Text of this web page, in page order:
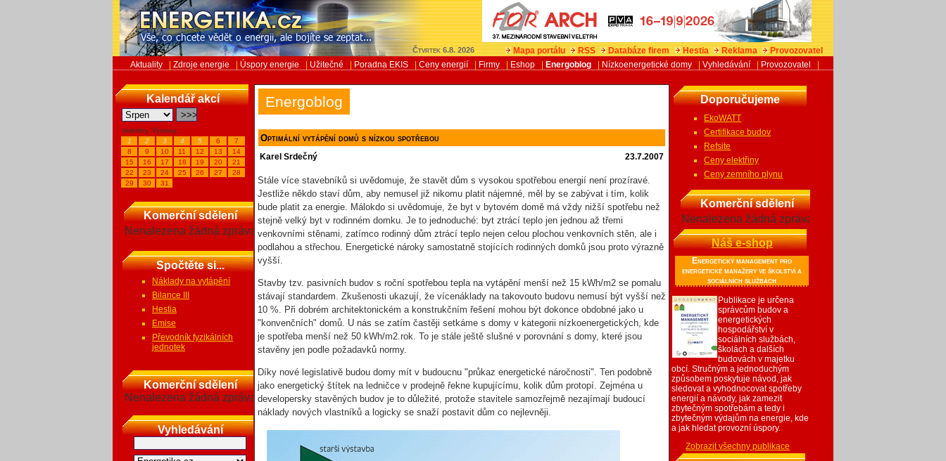
Čtvrtek 6.8. 2026 Mapa portálu RSS Databáze firem Hestia Reklama
Provozovatel
Aktuality
Zdroje energie Úspory energie Užitečné Poradna EKIS Ceny energií Firmy Eshop Energoblog Nízkoenergetické domy Vyhledávání Provozovatel
Kalendář akcí
Veletrhy, Výstavy...
1
2 3 4 5 6
7
8
9 10 11 12 13
14
15
16 17 18 19 20
21
22
23 24 25 26 27
28
29
30 31
Komerční sdělení
Nenalezena žádná zpráva
Spočtěte si...
Náklady na vytápění
Bilance III
Hestia
Emise
Převodník fyzikálních
jednotek
Komerční sdělení
Nenalezena žádná zpráva
Vyhledávání
Energoblog
Optimální vytápění domů s nízkou spotřebou
Karel Srdečný 23.7.2007
Stále více stavebníků si uvědomuje, že stavět dům s vysokou spotřebou energií není prozíravé.
Jestliže někdo staví dům, aby nemusel již nikomu platit nájemné, měl by se zabývat i tím, kolik
bude platit za energie. Málokdo si uvědomuje, že byt v bytovém domě má vždy nižší spotřebu než
stejně velký byt v rodinném domku. Je to jednoduché: byt ztrácí teplo jen jednou až třemi
venkovními stěnami, zatímco rodinný dům ztrácí teplo nejen celou plochou venkovních stěn, ale i
podlahou a střechou. Energetické nároky samostatně stojících rodinných domků jsou proto výrazně
vyšší.
Stavby tzv. pasivních budov s roční spotřebou tepla na vytápění menší než 15 kWh/m2 se pomalu
stávají standardem. Zkušenosti ukazují, že vícenáklady na takovouto budovu nemusí být vyšší než
10 %. Při dobrém architektonickém a konstrukčním řešení mohou být dokonce obdobné jako u
"konvenčních" domů. U nás se zatím častěji setkáme s domy v kategorii nízkoenergetických, kde
je spotřeba menší než 50 kWh/m2.rok. To je stále ještě slušné v porovnání s domy, které jsou
stavěny jen podle požadavků normy.
Díky nové legislativě budou domy mít v budoucnu "průkaz energetické náročnosti". Ten podobně
jako energetický štítek na ledničce v prodejně řekne kupujícímu, kolik dům protopí. Zejména u
developersky stavěných budov je to důležité, protože stavitele samozřejmě nezajímají budoucí
náklady nových vlastníků a logicky se snaží postavit dům co nejlevněji.
Doporučujeme
EkoWATT
Certifikace budov
Refsite
Ceny elektřiny
Ceny zemního plynu
Komerční sdělení
Nenalezena žádná zpráva
Náš e-shop
Energetický management pro
energetické manažery ve školství a
sociálních službách
Publikace je určena
správcům budov a
energetických
hospodářství v
sociálních službách,
školách a dalších
budovách v majetku
obcí. Stručným a jednoduchým
způsobem poskytuje návod, jak
sledovat a vyhodnocovat spotřeby
energií a návody, jak zamezit
zbytečným spotřebám a tedy i
zbytečným výdajům na energie, kde
a jak hledat provozní úspory.
Zobrazit všechny publikace